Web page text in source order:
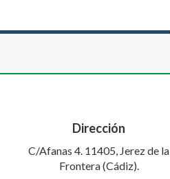
Dirección
C/Afanas 4. 11405, Jerez de la
Frontera (Cádiz).